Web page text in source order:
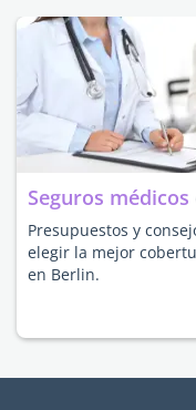
Seguros médicos
Presupuestos y
elegir la mejor
en Berlin.